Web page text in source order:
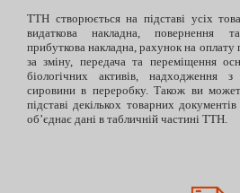
ТТН створюється на підставі усіх
видаткова накладна, повернення
прибуткова накладна, рахунок на
за зміну, передача та переміщення
біологічних активів, надходження
сировини в переробку. Також ви
підставі декількох товарних
об’єднає дані в табличній частині ТТН.